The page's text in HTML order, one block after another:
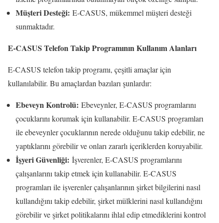
Müşteri Desteği: E-CASUS, mükemmel müşteri desteği
sunmaktadır.
E-CASUS Telefon Takip Programının Kullanım Alanları
E-CASUS telefon takip programı, çeşitli amaçlar için
kullanılabilir. Bu amaçlardan bazıları şunlardır:
Ebeveyn Kontrolü: Ebeveynler, E-CASUS programlarını
çocuklarını korumak için kullanabilir. E-CASUS programları
ile ebeveynler çocuklarının nerede olduğunu takip edebilir, ne
yaptıklarını görebilir ve onları zararlı içeriklerden koruyabilir.
İşyeri Güvenliği: İşverenler, E-CASUS programlarını
çalışanlarını takip etmek için kullanabilir. E-CASUS
programları ile işverenler çalışanlarının şirket bilgilerini nasıl
kullandığını takip edebilir, şirket mülklerini nasıl kullandığını
görebilir ve şirket politikalarını ihlal edip etmediklerini kontrol